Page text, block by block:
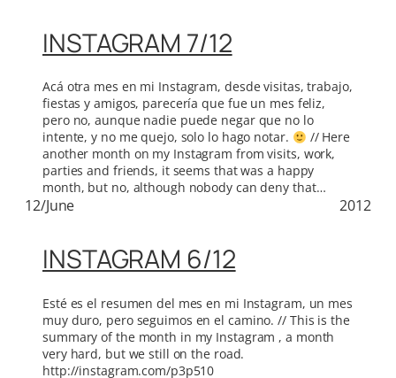
INSTAGRAM 7/12
Acá otra mes en mi Instagram, desde visitas, trabajo,
fiestas y amigos, parecería que fue un mes feliz,
pero no, aunque nadie puede negar que no lo
intente, y no me quejo, solo lo hago notar.
// Here
another month on my Instagram from visits, work,
parties and friends, it seems that was a happy
month, but no, although nobody can deny that…
12/June 2012
INSTAGRAM 6/12
Esté es el resumen del mes en mi Instagram, un mes
muy duro, pero seguimos en el camino. // This is the
summary of the month in my Instagram , a month
very hard, but we still on the road.
http://instagram.com/p3p510